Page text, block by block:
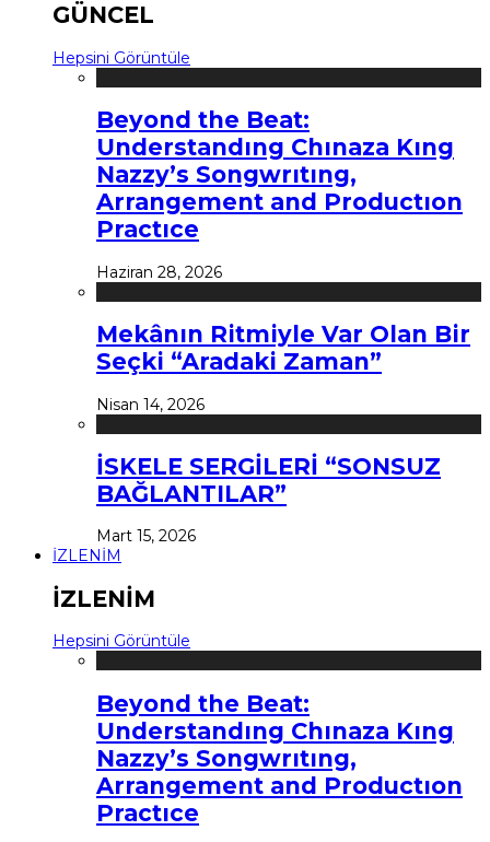
GÜNCEL
Hepsini Görüntüle
Beyond the Beat:
Understandıng Chınaza Kıng
Nazzy’s Songwrıtıng,
Arrangement and Productıon
Practıce
Haziran 28, 2026
Mekânın Ritmiyle Var Olan Bir
Seçki “Aradaki Zaman”
Nisan 14, 2026
İSKELE SERGİLERİ “SONSUZ
BAĞLANTILAR”
Mart 15, 2026
İZLENİM
İZLENİM
Hepsini Görüntüle
Beyond the Beat:
Understandıng Chınaza Kıng
Nazzy’s Songwrıtıng,
Arrangement and Productıon
Practıce